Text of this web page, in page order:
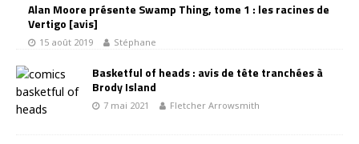
Alan Moore présente Swamp Thing, tome 1 : les racines de
Vertigo [avis]
15 août 2019 Stéphane
Basketful of heads : avis de tête tranchées à
Brody Island
7 mai 2021 Fletcher Arrowsmith